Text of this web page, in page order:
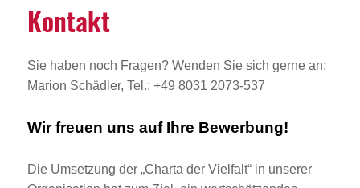
Kontakt
Sie haben noch Fragen? Wenden Sie sich gerne an:
Marion Schädler, Tel.: +49 8031 2073-537
Wir freuen uns auf Ihre Bewerbung!
Die Umsetzung der „Charta der Vielfalt“ in unserer